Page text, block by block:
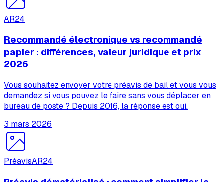
AR24
Recommandé électronique vs recommandé
papier : différences, valeur juridique et prix
2026
Vous souhaitez envoyer votre préavis de bail et vous vous
demandez si vous pouvez le faire sans vous déplacer en
bureau de poste ? Depuis 2016, la réponse est oui.
3 mars 2026
PréavisAR24